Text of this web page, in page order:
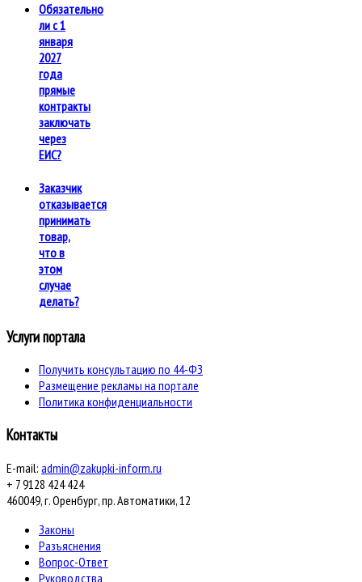
Обязательно
ли с 1
января
2027
года
прямые
контракты
заключать
через
ЕИС?
Заказчик
отказывается
принимать
товар,
что в
этом
случае
делать?
Услуги портала
Получить консультацию по 44-ФЗ
Размещение рекламы на портале
Политика конфиденциальности
Контакты
E-mail: admin@zakupki-inform.ru
+ 7 9128 424 424
460049, г. Оренбург, пр. Автоматики, 12
Законы
Разъяснения
Вопрос-Ответ
Руководства